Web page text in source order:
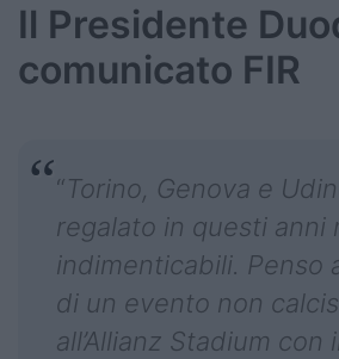
Il Presidente
comunicato FIR
“Torino, Genova e
regalato in questi anni
indimenticabili. Penso
di un evento non
all’Allianz Stadium con